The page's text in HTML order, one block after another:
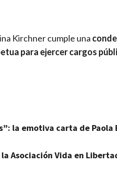
Kirchner cumple una
para ejercer cargos
la emotiva carta de
Asociación Vida en